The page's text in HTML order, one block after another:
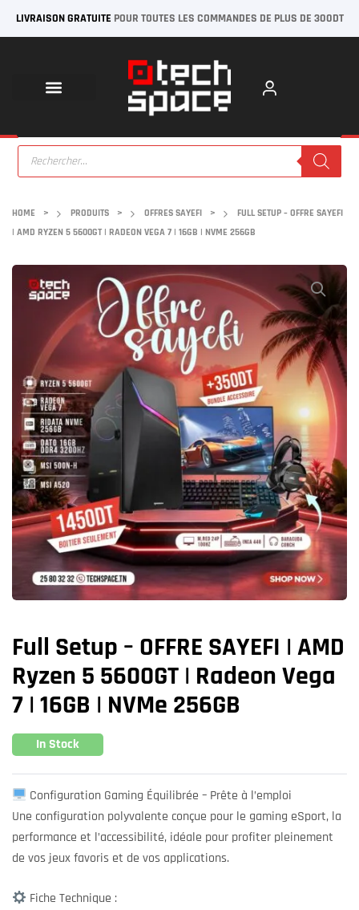
LIVRAISON GRATUITE POUR TOUTES LES COMMANDES DE PLUS DE 300DT
HOME > PRODUITS > OFFRES SAYEFI >
FULL SETUP – OFFRE SAYEFI
| AMD RYZEN 5 5600GT | RADEON VEGA 7 | 16GB | NVME 256GB
Full Setup – OFFRE SAYEFI | AMD
Ryzen 5 5600GT | Radeon Vega
7 | 16GB | NVMe 256GB
In Stock
Configuration Gaming Équilibrée – Prête à l’emploi
Une configuration polyvalente conçue pour le gaming eSport, la
performance et l’accessibilité, idéale pour profiter pleinement
de vos jeux favoris et de vos applications.
Fiche Technique :